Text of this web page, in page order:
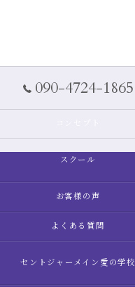
090-4724-1865
スクール
お客様の声
よくある質問
セントジャーメイン愛の学校